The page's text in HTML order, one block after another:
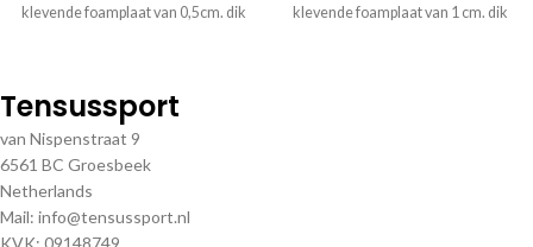
klevende foamplaat van 0,5cm. dik
klevende foamplaat van 1 cm. dik
Tensussport
van Nispenstraat 9
6561 BC Groesbeek
Netherlands
Mail: info@tensussport.nl